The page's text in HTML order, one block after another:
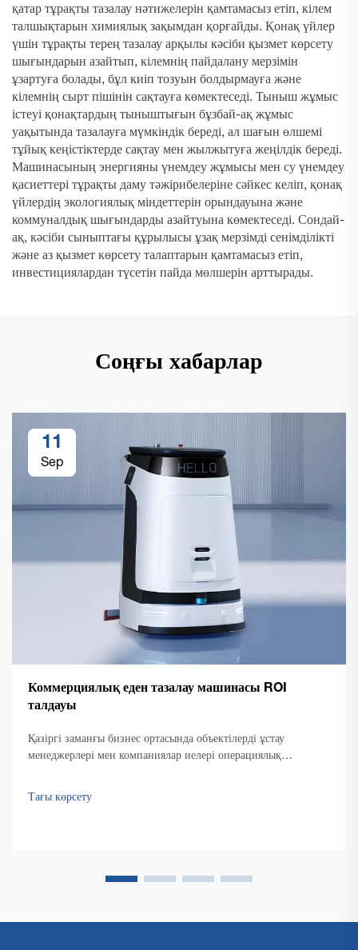
қатар тұрақты тазалау нәтижелерін қамтамасыз етіп, кілем
талшықтарын химиялық зақымдан қорғайды. Қонақ үйлер
үшін тұрақты терең тазалау арқылы кәсіби қызмет көрсету
шығындарын азайтып, кілемнің пайдалану мерзімін
ұзартуға болады, бұл киіп тозуын болдырмауға және
кілемнің сырт пішінін сақтауға көмектеседі. Тыныш жұмыс
істеуі қонақтардың тыныштығын бұзбай-ақ жұмыс
уақытында тазалауға мүмкіндік береді, ал шағын өлшемі
тұйық кеңістіктерде сақтау мен жылжытуға жеңілдік береді.
Машинасының энергияны үнемдеу жұмысы мен су үнемдеу
қасиеттері тұрақты даму тәжірибелеріне сәйкес келіп, қонақ
үйлердің экологиялық міндеттерін орындауына және
коммуналдық шығындарды азайтуына көмектеседі. Сондай-
ақ, кәсіби сыныптағы құрылысы ұзақ мерзімді сенімділікті
және аз қызмет көрсету талаптарын қамтамасыз етіп,
инвестициялардан түсетін пайда мөлшерін арттырады.
Соңғы хабарлар
11
Sep
Коммерциялық еден тазалау машинасы ROI
талдауы
Қазіргі заманғы бизнес ортасында объектілерді ұстау
менеджерлері мен компаниялар иелері операциялық
сақтауға тырысады...
Тағы көрсету